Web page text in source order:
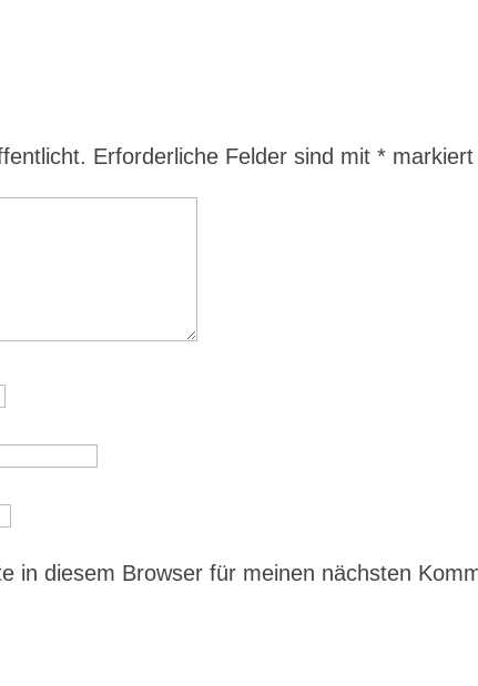
Erforderliche Felder sind mit* markiert
in diesem Browser für meinen nächsten